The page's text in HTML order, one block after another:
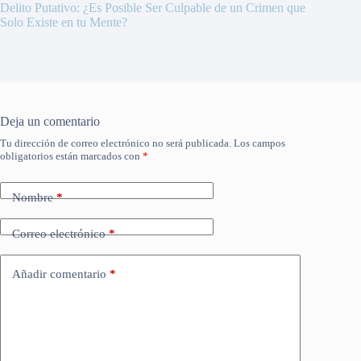
Delito Putativo: ¿Es Posible Ser Culpable de un Crimen que
Solo Existe en tu Mente?
Deja un comentario
Tu dirección de correo electrónico no será publicada. Los campos
obligatorios están marcados con *
Nombre*
Correo electrónico*
Añadir comentario *